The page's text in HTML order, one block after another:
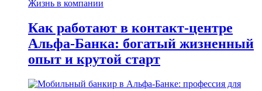
Жизнь в компании
Как работают в контакт-центре
Альфа-Банка: богатый жизненный
опыт и крутой старт